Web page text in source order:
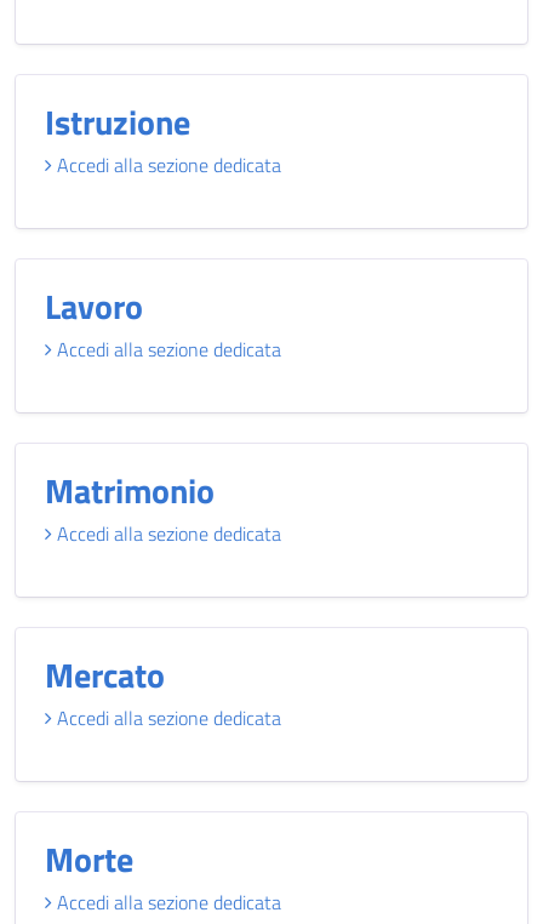
Istruzione
Accedi alla sezione dedicata
Lavoro
Accedi alla sezione dedicata
Matrimonio
Accedi alla sezione dedicata
Mercato
Accedi alla sezione dedicata
Morte
Accedi alla sezione dedicata